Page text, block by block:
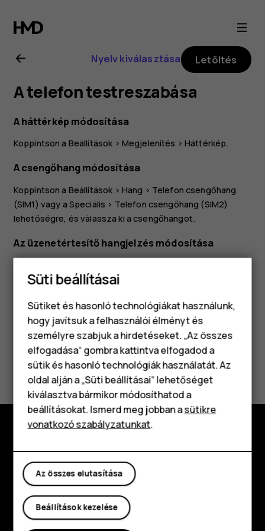
Nokia
X20
felhasználói
kézikönyv
Okostelefonok
Klasszikus telefonok
Tartozékok
Táblagépek
Nyelv kiválasztása Letöltés
A telefon testreszabása
A háttérkép módosítása
Koppintson a Beállítások > Megjelenítés > Háttérkép.
A csengőhang módosítása
Koppintson a Beállítások > Hang > Telefon csengőhang
(SIM1) vagy a Speciális > Telefon csengőhang (SIM2)
lehetőségre, és válassza ki a csengőhangot.
Az üzenetértesítő hangjelzés módosítása
Alapértelmezett értesítési hang
Hasznosnak találtad?
Igen Nem
Rólunk
Planet and people
Támogatás
Süti beállításai
Sütiket és hasonló technológiákat használunk,
hogy javítsuk a felhasználói élményt és
személyre szabjuk a hirdetéseket. „Az összes
elfogadása“ gombra kattintva elfogadod a
sütik és hasonló technológiák használatát. Az
oldal alján a „Süti beállításai“ lehetőséget
kiválasztva bármikor módosíthatod a
beállításokat. Ismerd meg jobban asütikre
vonatkozó szabályzatunkat.
Az összes elutasítása
Beállítások kezelése